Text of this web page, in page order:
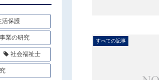
すべての記事
活保護
業の研究
社会福祉士